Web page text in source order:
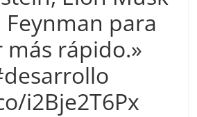
Feynman para
rápido.»
i2Bje2T6Px